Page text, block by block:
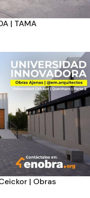
| TAMA
| Obras